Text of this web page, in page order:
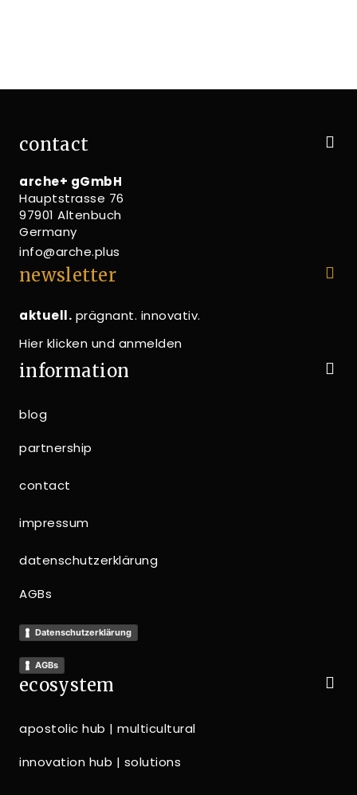
contact
arche+ gGmbH
Hauptstrasse 76
97901 Altenbuch
Germany
info@arche.plus
newsletter
aktuell. prägnant. innovativ.
Hier klicken und anmelden
information
blog
partnership
contact
impressum
datenschutzerklärung
AGBs
Datenschutzerklärung
AGBs
ecosystem
apostolic hub | multicultural
innovation hub | solutions